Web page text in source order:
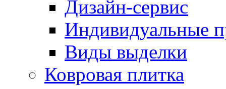
Дизайн-сервис
Индивидуальные
Виды выделки
Ковровая плитка